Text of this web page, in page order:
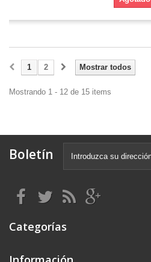
Mostrar todos
1 2
Mostrando 1 - 12 de 15 items
Boletín
Categorías